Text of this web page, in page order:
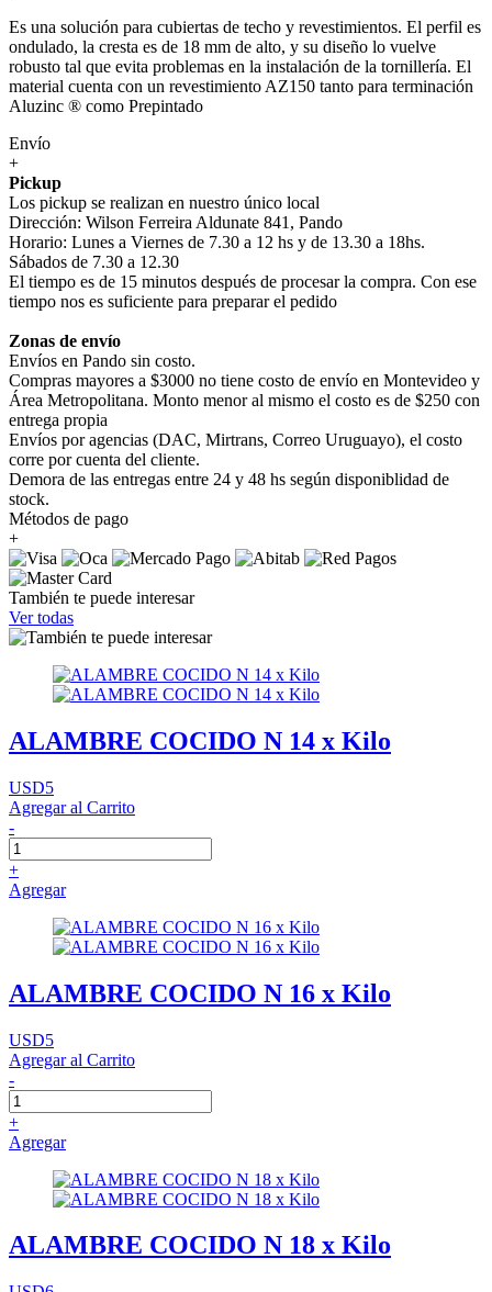
Es una solución para cubiertas de techo y revestimientos. El perfil es
ondulado, la cresta es de 18 mm de alto, y su diseño lo vuelve
robusto tal que evita problemas en la instalación de la tornillería. El
material cuenta con un revestimiento AZ150 tanto para terminación
Aluzinc ® como Prepintado
Envío
+
Pickup
Los pickup se realizan en nuestro único local
Dirección: Wilson Ferreira Aldunate 841, Pando
Horario: Lunes a Viernes de 7.30 a 12 hs y de 13.30 a 18hs.
Sábados de 7.30 a 12.30
El tiempo es de 15 minutos después de procesar la compra. Con ese
tiempo nos es suficiente para preparar el pedido
Zonas de envío
Envíos en Pando sin costo.
Compras mayores a $3000 no tiene costo de envío en Montevideo y
Área Metropolitana. Monto menor al mismo el costo es de $250 con
entrega propia
Envíos por agencias (DAC, Mirtrans, Correo Uruguayo), el costo
corre por cuenta del cliente.
Demora de las entregas entre 24 y 48 hs según disponiblidad de
stock.
Métodos de pago
+
También te puede interesar
Ver todas
ALAMBRE COCIDO N 14 x Kilo
USD5
Agregar al Carrito
-
+
Agregar
ALAMBRE COCIDO N 16 x Kilo
USD5
Agregar al Carrito
-
+
Agregar
ALAMBRE COCIDO N 18 x Kilo